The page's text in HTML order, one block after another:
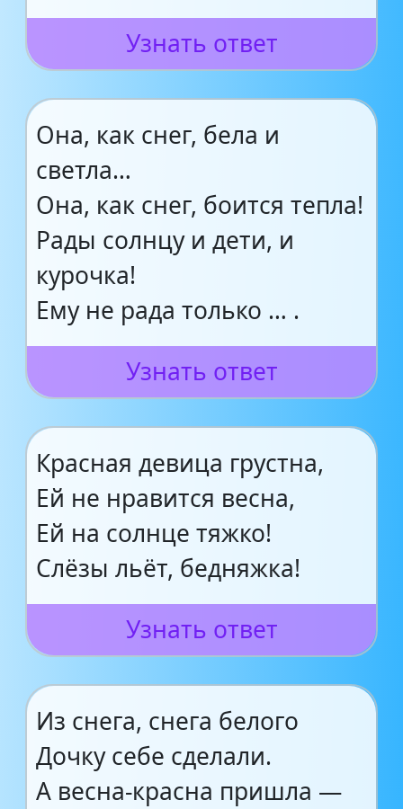
Узнать ответ
Она, как снег, бела и
светла…
Она, как снег, боится тепла!
Рады солнцу и дети, и
курочка!
Ему не рада только … .
Узнать ответ
Красная девица грустна,
Ей не нравится весна,
Ей на солнце тяжко!
Слёзы льёт, бедняжка!
Узнать ответ
Из снега, снега белого
Дочку себе сделали.
А весна-красна пришла —